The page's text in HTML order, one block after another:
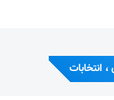
انتخابات